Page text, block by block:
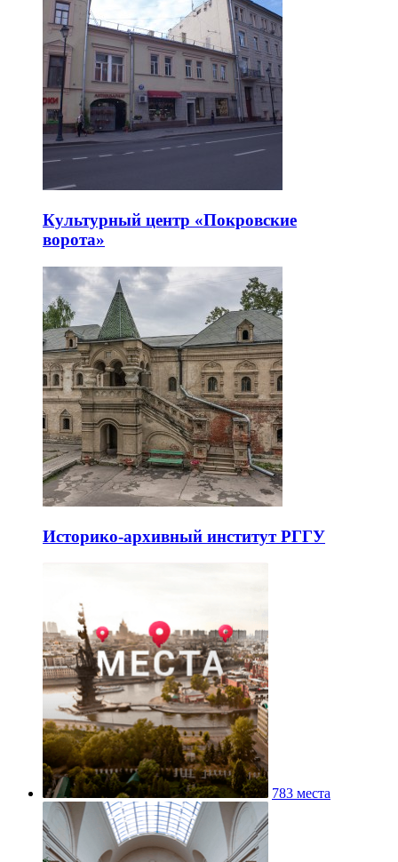
Культурный центр «Покровские
ворота»
Историко-архивный институт РГГУ
783 места